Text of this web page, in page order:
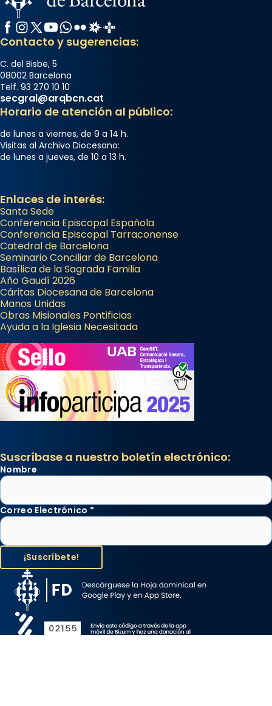
Facebook
Instagram
X / Twitter
YouTube
WhatsApp
FlickrRadio Estel
Catalunya Cristiana
Contacto y sugerencias:
C. del Bisbe, 5
08002 Barcelona
Telf. 93 270 10 10
secgral@arqbcn.cat
Horario de atención al público:
de lunes a viernes, de 9 a 14 h.
Visitas al Archivo Diocesano:
de lunes a jueves, de 10 a 13 h.
Enlaces de interés:
Santa Sede
Conferencia Episcopal Española
Conferencia Episcopal Tarraconense
Catedral de Barcelona
Seminario Conciliar de Barcelona
Basílica de la Sagrada Familia
Año Gaudí 2026
Cáritas Diocesana de Barcelona
Manos Unidas
Obras Misionales Pontificias
Ayuda a la Iglesia Necesitada
Suscríbase a nuestro boletín electrónico:
Nombre
Correo Electrónico *